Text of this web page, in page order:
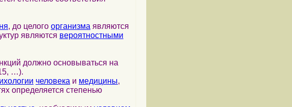
, до целого организма являются
являются вероятностными
должно основываться на
…).
человека и медицины,
определяется степенью